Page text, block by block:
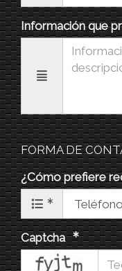
Información que
FORMA DE
¿Cómo prefiere
Captcha